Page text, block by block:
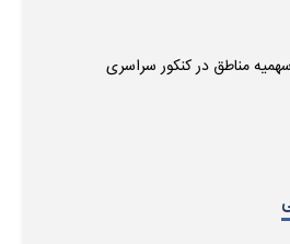
سهمیه مناطق در کنکور سراسری